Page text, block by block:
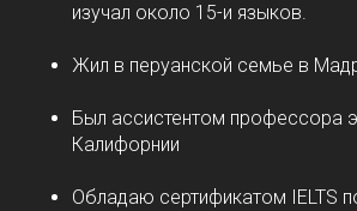
изучал около 15-и языков.
Жил в перуанской семье в
Был ассистентом профессора
Калифорнии
Обладаю сертификатом IELTS